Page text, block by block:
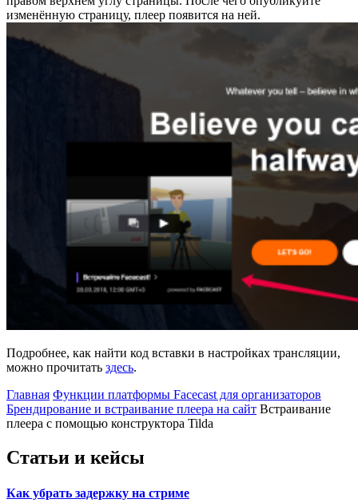
изменённую страницу, плеер появится на ней.
Подробнее, как найти код вставки в настройках трансляции,
можно прочитать здесь.
Главная Функции платформы Facecast для организаторов
Брендирование и встраивание плеера на сайт Встраивание
плеера с помощью конструктора Tilda
Статьи и кейсы
Как убрать задержку на стриме